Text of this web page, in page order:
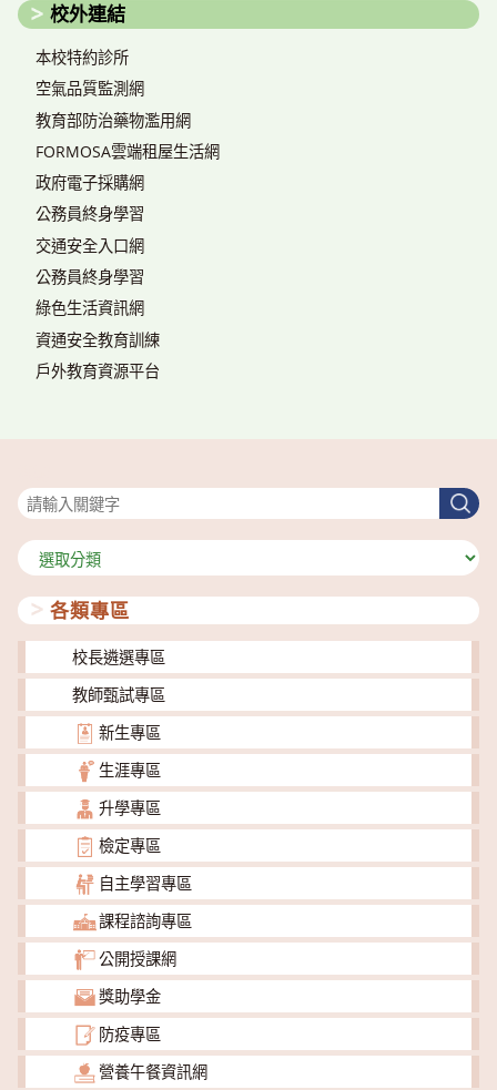
校外連結
本校特約診所
空氣品質監測網
教育部防治藥物濫用網
FORMOSA雲端租屋生活網
政府電子採購網
公務員終身學習
交通安全入口網
公務員終身學習
綠色生活資訊網
資通安全教育訓練
戶外教育資源平台
搜
尋
分
類
各類專區
校長遴選專區
教師甄試專區
新生專區
生涯專區
升學專區
檢定專區
自主學習專區
課程諮詢專區
公開授課網
獎助學金
防疫專區
營養午餐資訊網